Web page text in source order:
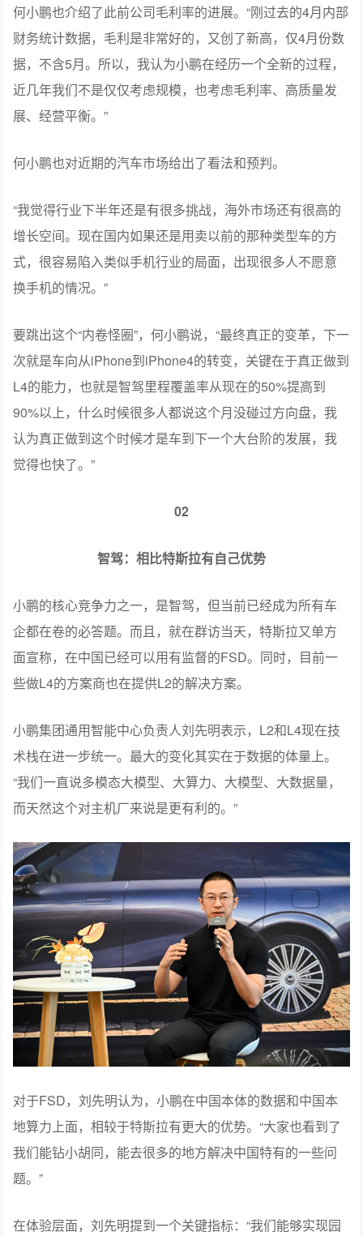
何小鹏也介绍了此前公司毛利率的进展。“刚过去的4月内部
财务统计数据，毛利是非常好的，又创了新高，仅4月份数
据，不含5月。所以，我认为小鹏在经历一个全新的过程，
近几年我们不是仅仅考虑规模，也考虑毛利率、高质量发
展、经营平衡。”
何小鹏也对近期的汽车市场给出了看法和预判。
“我觉得行业下半年还是有很多挑战，海外市场还有很高的
增长空间。现在国内如果还是用卖以前的那种类型车的方
式，很容易陷入类似手机行业的局面，出现很多人不愿意
换手机的情况。”
要跳出这个“内卷怪圈”，何小鹏说，“最终真正的变革，下一
次就是车向从iPhone到iPhone4的转变，关键在于真正做到
L4的能力，也就是智驾里程覆盖率从现在的50%提高到
90%以上，什么时候很多人都说这个月没碰过方向盘，我
认为真正做到这个时候才是车到下一个大台阶的发展，我
觉得也快了。”
02
智驾：相比特斯拉有自己优势
小鹏的核心竞争力之一，是智驾，但当前已经成为所有车
企都在卷的必答题。而且，就在群访当天，特斯拉又单方
面宣称，在中国已经可以用有监督的FSD。同时，目前一
些做L4的方案商也在提供L2的解决方案。
小鹏集团通用智能中心负责人刘先明表示，L2和L4现在技
术栈在进一步统一。最大的变化其实在于数据的体量上。
“我们一直说多模态大模型、大算力、大模型、大数据量，
而天然这个对主机厂来说是更有利的。”
对于FSD，刘先明认为，小鹏在中国本体的数据和中国本
地算力上面，相较于特斯拉有更大的优势。“大家也看到了
我们能钻小胡同，能去很多的地方解决中国特有的一些问
题。”
在体验层面，刘先明提到一个关键指标：“我们能够实现园